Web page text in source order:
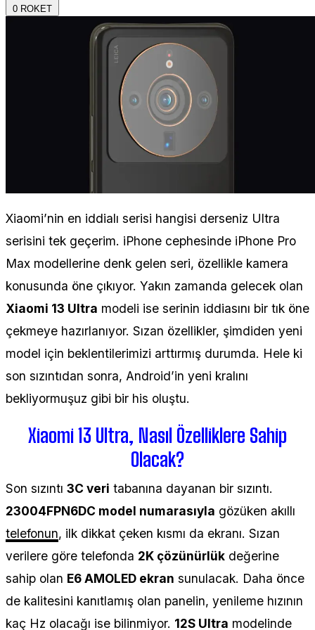
0 ROKET
Xiaomi’nin en iddialı serisi hangisi derseniz Ultra
serisini tek geçerim. iPhone cephesinde iPhone Pro
Max modellerine denk gelen seri, özellikle kamera
konusunda öne çıkıyor. Yakın zamanda gelecek olan
Xiaomi 13 Ultra modeli ise serinin iddiasını bir tık öne
çekmeye hazırlanıyor. Sızan özellikler, şimdiden yeni
model için beklentilerimizi arttırmış durumda. Hele ki
son sızıntıdan sonra, Android’in yeni kralını
bekliyormuşuz gibi bir his oluştu.
Xiaomi 13 Ultra, Nasıl Özelliklere Sahip
Olacak?
Son sızıntı 3C veri tabanına dayanan bir sızıntı.
23004FPN6DC model numarasıyla gözüken akıllı
telefonun, ilk dikkat çeken kısmı da ekranı. Sızan
verilere göre telefonda 2K çözünürlük değerine
sahip olan E6 AMOLED ekran sunulacak. Daha önce
de kalitesini kanıtlamış olan panelin, yenileme hızının
kaç Hz olacağı ise bilinmiyor. 12S Ultra modelinde